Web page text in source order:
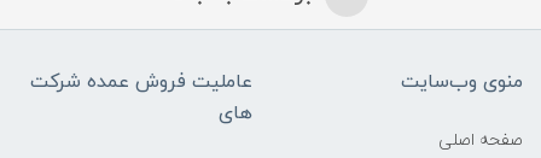
منوی وب‌سایت
صفحه اصلی
عاملیت فروش عمده شرکت
های